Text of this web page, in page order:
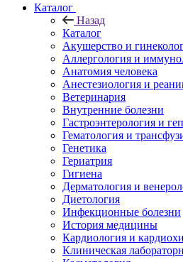
Каталог
Назад
Каталог
Акушерство и
Аллергология и
Анатомия человека
Анестезиология и
Ветеринария
Внутренние болезни
Гастроэнтерология и
Гематология и
Генетика
Гериатрия
Гигиена
Дерматология и
Диетология
Инфекционные болезни
История медицины
Кардиология и
Клиническая